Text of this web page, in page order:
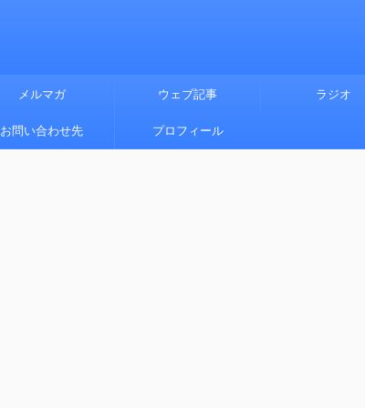
メルマガ ウェブ記事 ラジオ
お問い合わせ先 プロフィール